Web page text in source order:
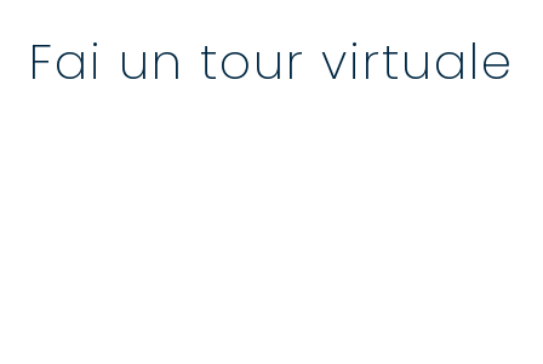
Fai un tour virtuale